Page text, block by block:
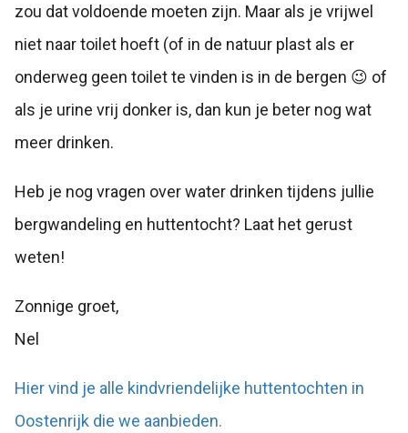
zou dat voldoende moeten zijn. Maar als je vrijwel
niet naar toilet hoeft (of in de natuur plast als er
onderweg geen toilet te vinden is in de bergen 😉 of
als je urine vrij donker is, dan kun je beter nog wat
meer drinken.
Heb je nog vragen over water drinken tijdens jullie
bergwandeling en huttentocht? Laat het gerust
weten!
Zonnige groet,
Nel
Hier vind je alle kindvriendelijke huttentochten in
Oostenrijk die we aanbieden.